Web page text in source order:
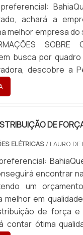
Materiais Elétricos
para sistemas
a
desempenho
achará a
melhor empresa
SOBRE
busca por
descobre a
how em banco de...
DE
ELÉTRICAS / LAURO DE
encontrar
um
melhor em
de força
contar ótima